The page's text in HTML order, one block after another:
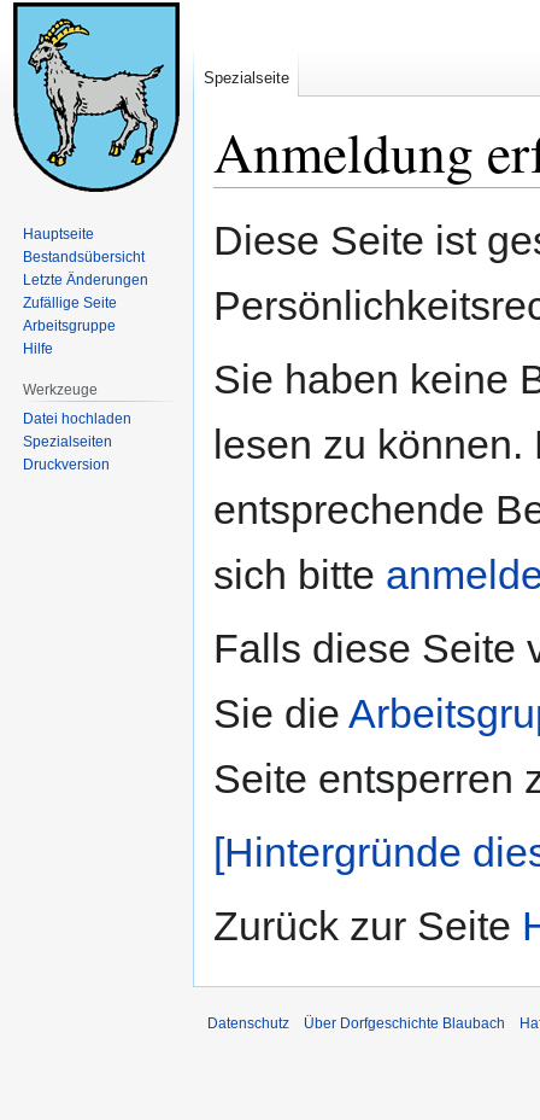
Anmeldung
Navigation
Suche
Diese Seite ist
Sie haben keine
lesen zu
entsprechende
sich bitte
Falls diese Seite
Sie die
Seite entsperren
[Hintergründe
Zurück zur Seite
Spezialseite
Hauptseite
Bestandsübersicht
Letzte Änderungen
Zufällige Seite
Arbeitsgruppe
Hilfe
Werkzeuge
Datei hochladen
Spezialseiten
Druckversion
Datenschutz Über Dorfgeschichte Blaubach